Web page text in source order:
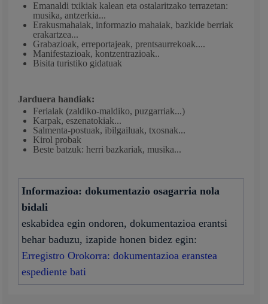
Emanaldi txikiak kalean eta ostalaritzako terrazetan:
musika, antzerkia...
Erakusmahaiak, informazio mahaiak, bazkide berriak
erakartzea...
Grabazioak, erreportajeak, prentsaurrekoak....
Manifestazioak, kontzentrazioak..
Bisita turistiko gidatuak
Jarduera handiak:
Ferialak (zaldiko-maldiko, puzgarriak...)
Karpak, eszenatokiak...
Salmenta-postuak, ibilgailuak, txosnak...
Kirol probak
Beste batzuk: herri bazkariak, musika...
Informazioa: dokumentazio osagarria nola
bidali
eskabidea egin ondoren, dokumentazioa erantsi
behar baduzu, izapide honen bidez egin:
Erregistro Orokorra: dokumentazioa eranstea
espediente bati